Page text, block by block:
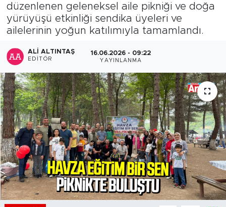
düzenlenen geleneksel aile pikniği ve doğa
yürüyüşü etkinliği sendika üyeleri ve
ailelerinin yoğun katılımıyla tamamlandı.
ALI ALTINTAŞ
EDITÖR
16.06.2026 - 09:22
YAYINLANMA
Son Dakika Haberleri
Haber Arşivi